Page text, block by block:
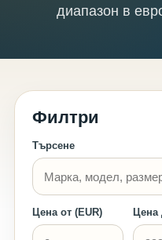
диапазон в
Филтри
Търсене
Цена от (EUR) Цена